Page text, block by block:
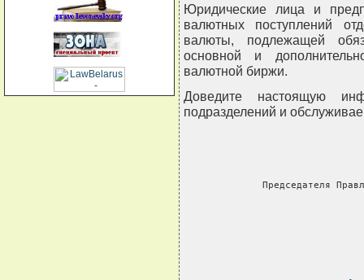
Юридические лица и
валютных поступлений
валюты, подлежащей
основной и
валютной биржи.
Доведите настоящую
подразделений и
Председателя